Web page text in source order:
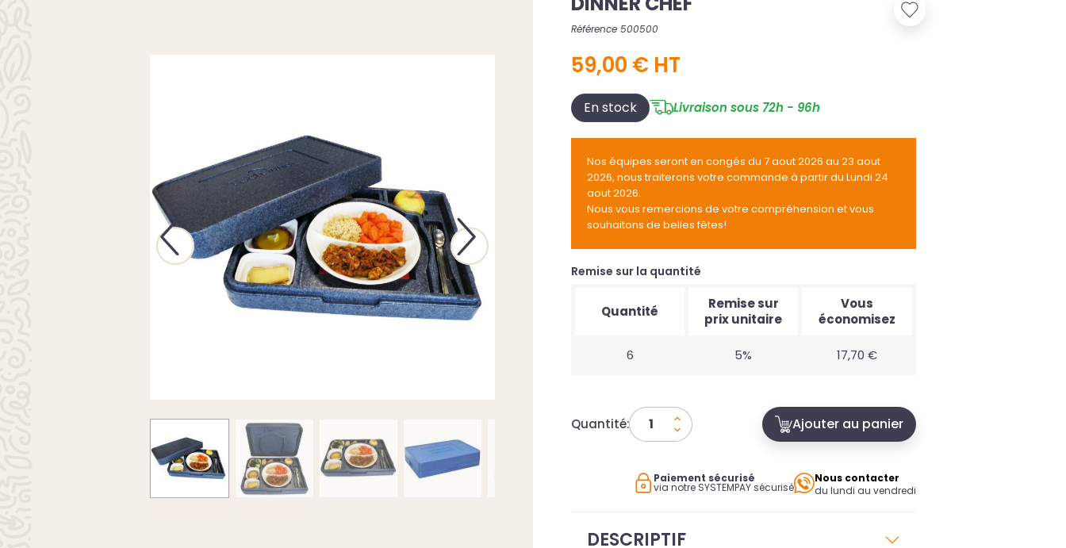
Previous Next
Référence 500500
59,00 € HT
En stock Livraison sous 72h - 96h
Nos équipes seront en congés du 7 aout 2026 au 23 aout
2026, nous traiterons votre commande à partir du Lundi 24
aout 2026.
Nous vous remercions de votre compréhension et vous
souhaitons de belles fêtes!
Remise sur la quantité
Quantité
Remise sur
prix unitaire
Vous
économisez
6 5% 17,70 €
Quantité: Ajouter au panier
Paiement sécurisé
via notre SYSTEMPAY sécurisé
Nous contacter
du lundi au vendredi
DESCRIPTIF